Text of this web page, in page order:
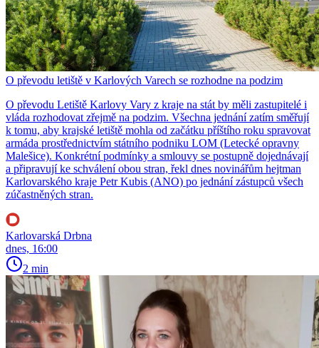
O převodu letiště v Karlových Varech se rozhodne na podzim
O převodu Letiště Karlovy Vary z kraje na stát by měli zastupitelé i
vláda rozhodovat zřejmě na podzim. Všechna jednání zatím směřují
k tomu, aby krajské letiště mohla od začátku příštího roku spravovat
armáda prostřednictvím státního podniku LOM (Letecké opravny
Malešice). Konkrétní podmínky a smlouvy se postupně dojednávají
a připravují ke schválení obou stran, řekl dnes novinářům hejtman
Karlovarského kraje Petr Kubis (ANO) po jednání zástupců všech
zúčastněných stran.
Karlovarská Drbna
dnes, 16:00
2 min